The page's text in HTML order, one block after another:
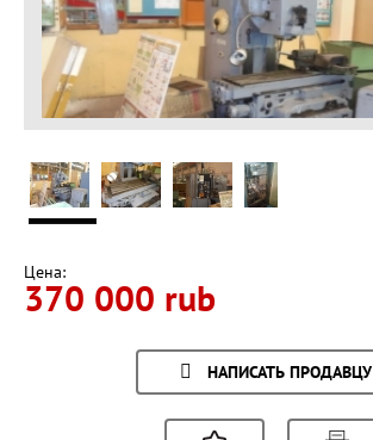
Цена:
370 000 rub
НАПИСАТЬ ПРОДАВЦУ